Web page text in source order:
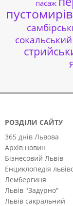
пасаж
РОЗДІЛИ САЙТУ
365 днів Львова
Архів новин
Бізнесовий Львів
Енциклопедія
Лембергиня
Львів "Задурно"
Львів сакральний